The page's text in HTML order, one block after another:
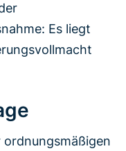
Es liegt
ordnungsmäßigen